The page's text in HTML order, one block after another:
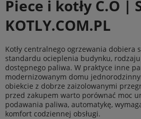
Piece i kotły C.O |
KOTLY.COM.PL
Kotły centralnego ogrzewania dobiera
standardu ocieplenia budynku,
dostępnego paliwa. W praktyce inne
modernizowanym domu
obiekcie z dobrze zaizolowanymi
przed zakupem warto porównać moc
podawania paliwa, automatykę,
komfort codziennej obsługi.